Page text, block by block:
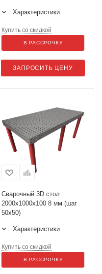
Характеристики
ЗАПРОСИТЬ ЦЕНУ
Купить со скидкой
В РАССРОЧКУ
Сварочный 3D стол
2000х1000х100 8 мм (шаг
50х50)
Характеристики
Купить со скидкой
В РАССРОЧКУ